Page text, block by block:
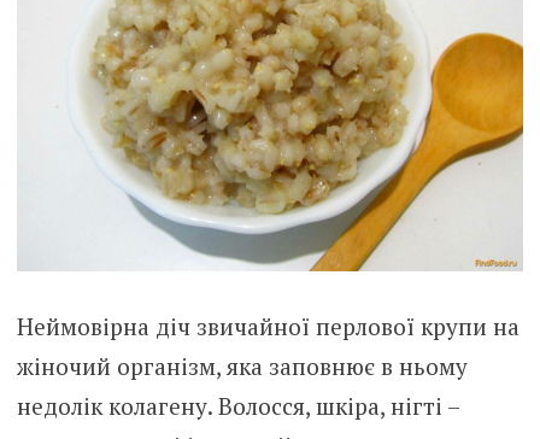
Неймовірна діч звичайної перлової крупи на
жіночий організм, яка заповнює в ньому
недолік колагену. Волосся, шкіра, нігті –